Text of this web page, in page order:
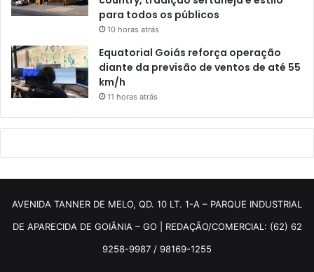
para todos os públicos
10 horas atrás
Equatorial Goiás reforça operação
diante da previsão de ventos de até 55
km/h
11 horas atrás
AVENIDA TANNER DE MELO, QD. 10 LT. 1-A – PARQUE INDUSTRIAL
DE APARECIDA DE GOIÂNIA – GO | REDAÇÃO/COMERCIAL: (62) 62
9258-9987 / 98169-1255